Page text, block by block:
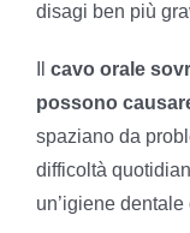
disagi ben più
cavo orale
possono
spaziano da
difficoltà
un’igiene dentale